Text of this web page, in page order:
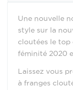
Une nouvelle
style sur la
cloutées le top
féminité 2020
Laissez vous
à franges